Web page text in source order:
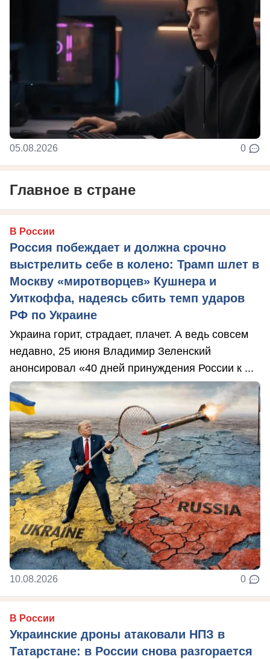
05.08.2026 0
Главное в стране
В России
Россия побеждает и должна срочно
выстрелить себе в колено: Трамп шлет в
Москву «миротворцев» Кушнера и
Уиткоффа, надеясь сбить темп ударов
РФ по Украине
Украина горит, страдает, плачет. А ведь совсем
недавно, 25 июня Владимир Зеленский
анонсировал «40 дней принуждения России к ...
10.08.2026 0
В России
Украинские дроны атаковали НПЗ в
Татарстане: в России снова разгорается